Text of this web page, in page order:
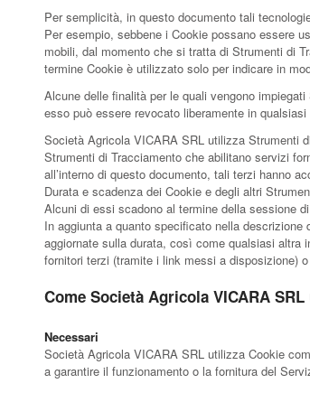
Per semplicità, in questo documento tali
Per esempio, sebbene i Cookie possano essere
mobili, dal momento che si tratta di Strumenti di
termine Cookie è utilizzato solo per indicare in
Alcune delle finalità per le quali vengono
esso può essere revocato liberamente in
Società Agricola VICARA SRL utilizza Strumenti
Strumenti di Tracciamento che abilitano servizi
all’interno di questo documento, tali terzi hanno
Durata e scadenza dei Cookie e degli altri
Alcuni di essi scadono al termine della sessione
In aggiunta a quanto specificato nella
aggiornate sulla durata, così come qualsiasi altra
fornitori terzi (tramite i link messi a disposizione)
Come Società Agricola VICARA
Necessari
Società Agricola VICARA SRL utilizza Cookie
a garantire il funzionamento o la fornitura del